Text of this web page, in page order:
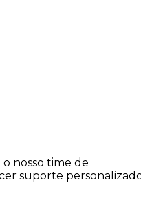
nosso time de
suporte